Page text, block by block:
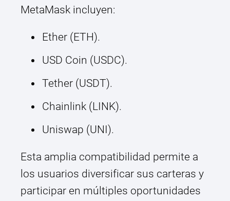
MetaMask incluyen:
Ether (ETH).
USD Coin (USDC).
Tether (USDT).
Chainlink (LINK).
Uniswap (UNI).
Esta amplia compatibilidad permite a
los usuarios diversificar sus carteras y
participar en múltiples oportunidades